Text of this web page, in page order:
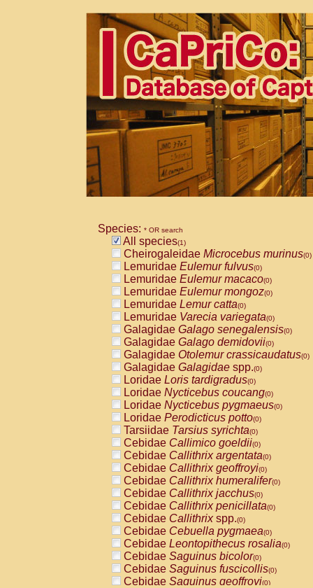
Species: * OR search
All species(1)
Cheirogaleidae Microcebus murinus(0)
Lemuridae Eulemur fulvus(0)
Lemuridae Eulemur macaco(0)
Lemuridae Eulemur mongoz(0)
Lemuridae Lemur catta(0)
Lemuridae Varecia variegata(0)
Galagidae Galago senegalensis(0)
Galagidae Galago demidovii(0)
Galagidae Otolemur crassicaudatus(0)
Galagidae Galagidae spp.(0)
Loridae Loris tardigradus(0)
Loridae Nycticebus coucang(0)
Loridae Nycticebus pygmaeus(0)
Loridae Perodicticus potto(0)
Tarsiidae Tarsius syrichta(0)
Cebidae Callimico goeldii(0)
Cebidae Callithrix argentata(0)
Cebidae Callithrix geoffroyi(0)
Cebidae Callithrix humeralifer(0)
Cebidae Callithrix jacchus(0)
Cebidae Callithrix penicillata(0)
Cebidae Callithrixspp.(0)
Cebidae Cebuella pygmaea(0)
Cebidae Leontopithecus rosalia(0)
Cebidae Saguinus bicolor(0)
Cebidae Saguinus fuscicollis(0)
Cebidae Saguinus geoffroyi(0)